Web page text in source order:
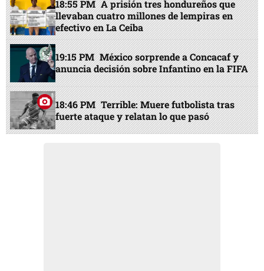
18:55 PM A prisión tres hondureños que
llevaban cuatro millones de lempiras en
efectivo en La Ceiba
19:15 PM México sorprende a Concacaf y
anuncia decisión sobre Infantino en la FIFA
18:46 PM Terrible: Muere futbolista tras
fuerte ataque y relatan lo que pasó